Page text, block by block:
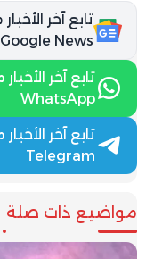
Google News
WhatsApp
Telegram
مواضيع ذات صلة